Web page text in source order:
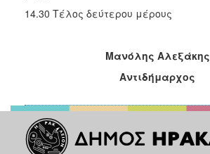
14.30 Τέλος δεύτερου μέρους
Μανόλης Αλεξάκης
Αντιδήμαρχος